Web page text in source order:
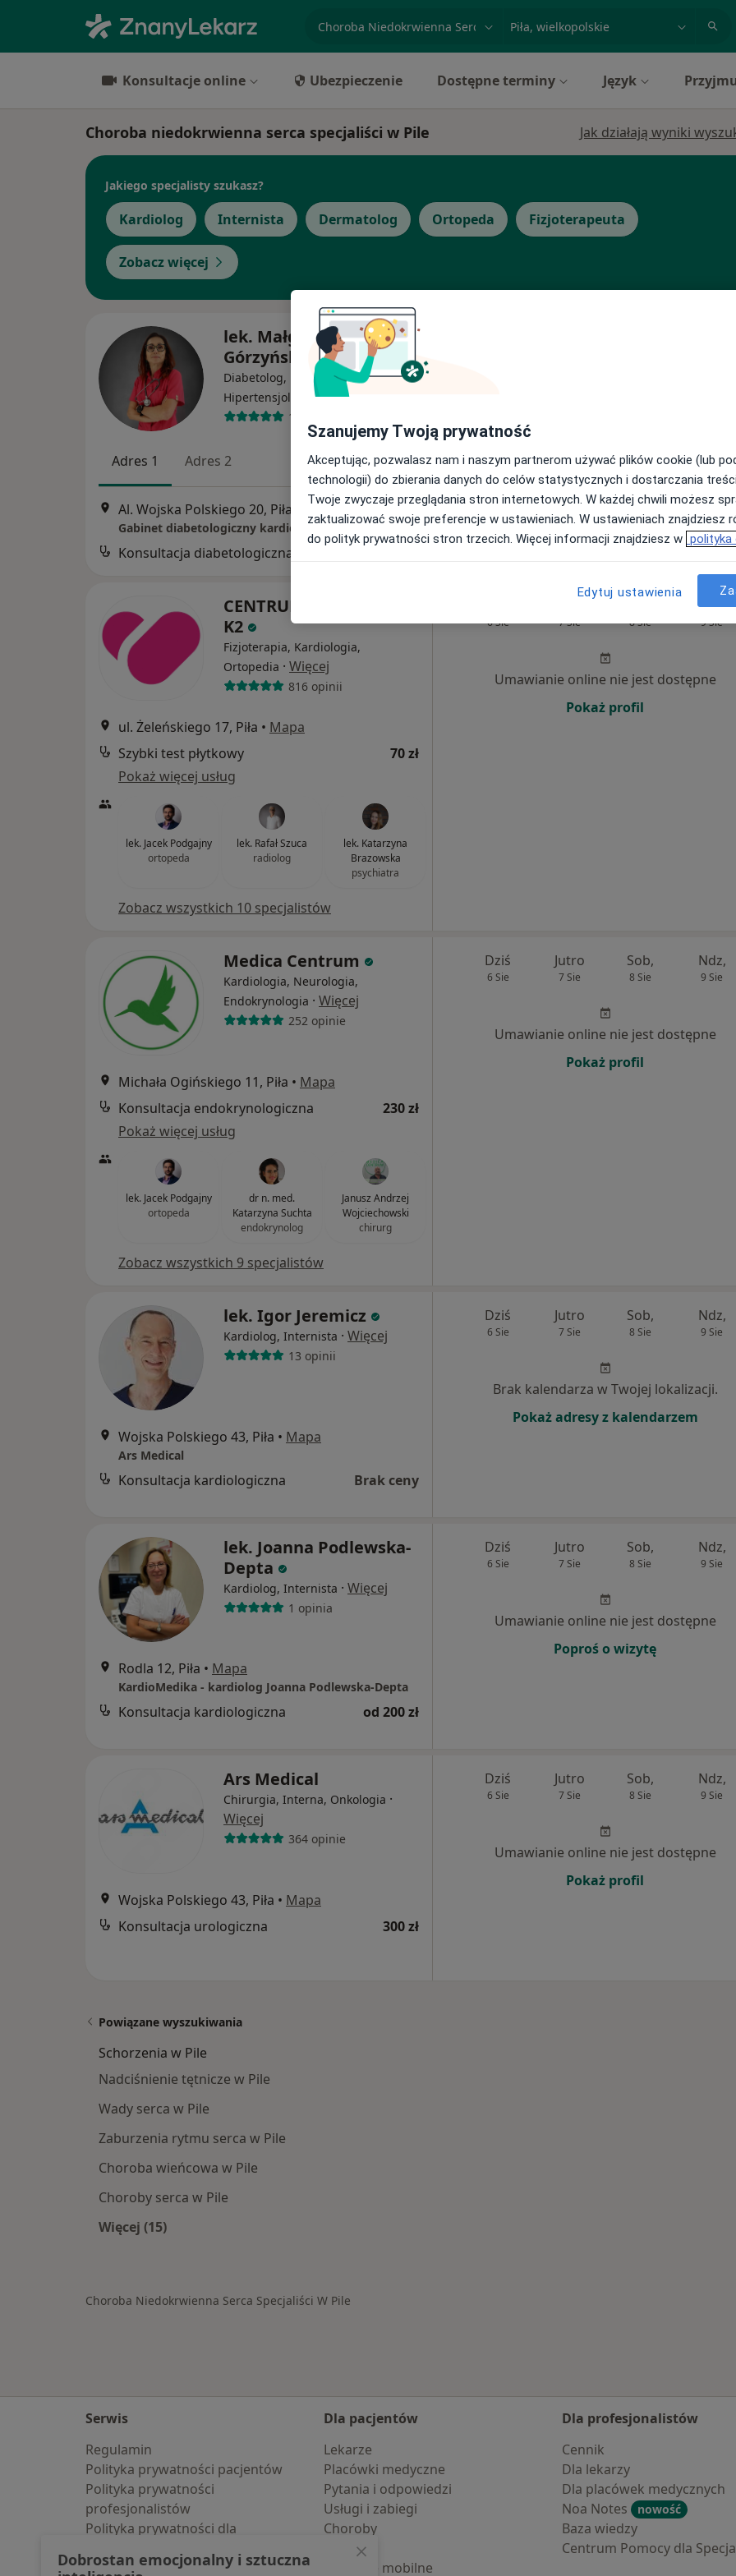
Konsultacje online Ubezpieczenie Dostępne terminy Język
Choroba niedokrwienna serca specjaliści w Pile Jak działają wyniki
Jakiego specjalisty szukasz?
Kardiolog Internista Dermatolog Ortopeda Fizjoterapeuta
Zobacz więcej
lek. Małgorzata
Górzyńska
Diabetolog, Kardiolog,
Hipertensjolog
·Więcej
10 opinii
Adres 1 Adres 2
Al. Wojska Polskiego 20, Piła Mapa
Gabinet diabetologiczny kardiologiczny
Konsultacja diabetologiczna
Pokaż adresy z kalendarzem
CENTRUM MEDYCZNE
K2
Fizjoterapia, Kardiologia,
Ortopedia · Więcej
816 opinii
ul. Żeleńskiego 17, Piła • Mapa
Szybki test płytkowy
70 zł
Pokaż więcej usług
lek. Jacek Podgajny
ortopeda
lek. Rafał Szuca
radiolog
lek. Katarzyna
Brazowska
psychiatra
Zobacz wszystkich 10 specjalistów
6 Sie 7 Sie 8 Sie
Ndz,
9 Sie
Umawianie online nie jest dostępne
Pokaż profil
Medica Centrum
Kardiologia, Neurologia,
Endokrynologia · Więcej
252 opinie
Michała Ogińskiego 11, Piła • Mapa
Konsultacja endokrynologiczna
230 zł
Pokaż więcej usług
lek. Jacek Podgajny
ortopeda
dr n. med.
Katarzyna Suchta
endokrynolog
Janusz Andrzej
Wojciechowski
chirurg
Zobacz wszystkich 9 specjalistów
Dziś
6 Sie
Jutro
7 Sie
Sob,
8 Sie
Ndz,
9 Sie
Umawianie online nie jest dostępne
Pokaż profil
lek. Igor Jeremicz
Kardiolog, Internista · Więcej
13 opinii
Wojska Polskiego 43, Piła • Mapa
Ars Medical
Konsultacja kardiologiczna Brak ceny
Dziś
6 Sie
Jutro
7 Sie
Sob,
8 Sie
Ndz,
9 Sie
Brak kalendarza w Twojej lokalizacji.
Pokaż adresy z kalendarzem
lek. Joanna Podlewska-
Depta
Kardiolog, Internista · Więcej
1 opinia
Rodla 12, Piła • Mapa
KardioMedika - kardiolog Joanna Podlewska-Depta
Konsultacja kardiologiczna od 200 zł
Dziś
6 Sie
Jutro
7 Sie
Sob,
8 Sie
Ndz,
9 Sie
Umawianie online nie jest dostępne
Poproś o wizytę
Ars Medical
Chirurgia, Interna, Onkologia ·
Więcej
364 opinie
Wojska Polskiego 43, Piła • Mapa
Konsultacja urologiczna
300 zł
Dziś
6 Sie
Jutro
7 Sie
Sob,
8 Sie
Ndz,
9 Sie
Umawianie online nie jest dostępne
Pokaż profil
Powiązane wyszukiwania
Schorzenia w Pile
Nadciśnienie tętnicze w Pile
Wady serca w Pile
Zaburzenia rytmu serca w Pile
Choroba wieńcowa w Pile
Choroby serca w Pile
Więcej (15)
Choroba Niedokrwienna Serca Specjaliści W Pile
Serwis
Regulamin
Polityka prywatności pacjentów
Polityka prywatności
profesjonalistów
Polityka prywatności dla
pozyskaliśmy samodzielnie
Dla pacjentów
Lekarze
Placówki medyczne
Pytania i odpowiedzi
Usługi i zabiegi
Choroby
Pomoc
Aplikacje mobilne
Dla profesjonalistów
Cennik
Dla lekarzy
Dla placówek medycznych
Noa Notes
nowość
Baza wiedzy
Centrum Pomocy dla
Szanujemy Twoją prywatność
Akceptując, pozwalasz nam i naszym partnerom używać plików cookie (lub
technologii) do zbierania danych do celów statystycznych i dostarczania
Twoje zwyczaje przeglądania stron internetowych. W każdej chwili możesz
zaktualizować swoje preferencje w ustawieniach. W ustawieniach znajdziesz
do polityk prywatności stron trzecich. Więcej informacji znajdziesz w polityka
Edytuj ustawienia
Dobrostan emocjonalny i sztuczna